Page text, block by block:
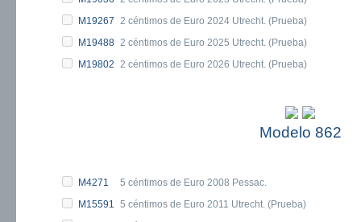
M19267
2 céntimos de Euro 2024 Utrecht. (Prueba)
M19488 2 céntimos de Euro 2025 Utrecht. (Prueba)
M19802
2 céntimos de Euro 2026 Utrecht. (Prueba)
Modelo 862
M4271
5 céntimos de Euro 2008 Pessac.
M15591
5 céntimos de Euro 2011 Utrecht. (Prueba)